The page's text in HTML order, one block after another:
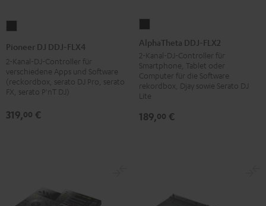
FLX4
Schwarz
Pioneer DJ DDJ-FLX4
2-Kanal-DJ-Controller für
verschiedene Apps und Software
(reckordbox, serato DJ Pro, serato
FX, serato P'nT DJ)
319,00 €
DDJ-
FLX2
Schwarz
AlphaTheta DDJ-FLX2
2-Kanal-DJ-Controller für
Smartphone, Tablet oder
Computer für die Software
rekordbox, Djay sowie Serato DJ
Lite
189,00 €